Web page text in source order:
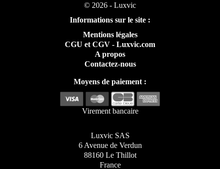
© 2026 - Luxvic
Informations sur le site :
Mentions légales
CGU et CGV - Luxvic.com
A propos
Contactez-nous
Moyens de paiement :
Virement bancaire
Luxvic SAS
6 Avenue de Verdun
88160 Le Thillot
France